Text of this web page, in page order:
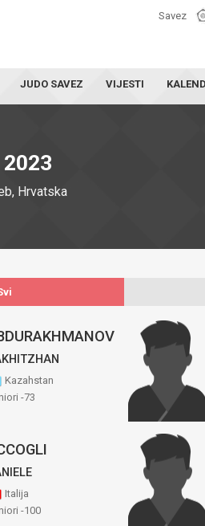
Savez
JUDO SAVEZ VIJESTI
2023
Hrvatska
Kazahstan
-73
Italija
-100